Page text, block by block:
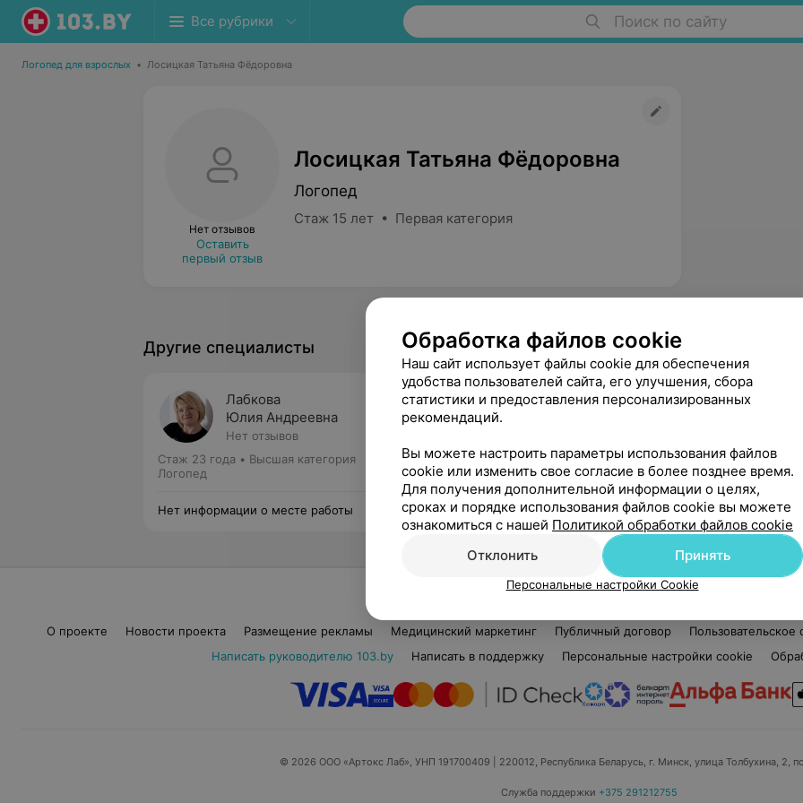
Все рубрики Поиск по сайту
Логопед для взрослых • Лосицкая Татьяна Фёдоровна
Нет отзывов
Оставить
первый отзыв
Лосицкая Татьяна Фёдоровна
Логопед
Стаж 15 лет • Первая категория
Другие специалисты
Лабкова
Юлия Андреевна
Нет отзывов
Стаж 23 года • Высшая категория
Логопед
Нет информации о месте работы
Лукенюк
Стаж 22 года •Вторая категория
Логопед
Нет информации о месте работы
О проекте Новости проекта Размещение рекламы Медицинский маркетинг Публичный договор Пользовательское
Написать руководителю 103.by
Написать в поддержку Персональные настройки cookie
© 2026 ООО «Артокс Лаб», УНП 191700409 | 220012, Республика Беларусь, г. Минск, улица Толбухина, 2,
Служба поддержки +375 291212755
Обработка файлов cookie
Наш сайт использует файлы cookie для обеспечения
удобства пользователей сайта, его улучшения, сбора
статистики и предоставления персонализированных
рекомендаций.
Вы можете настроить параметры использования файлов
cookie или изменить свое согласие в более позднее время.
Для получения дополнительной информации о целях,
сроках и порядке использования файлов cookie вы можете
ознакомиться с нашей Политикой обработки файлов cookie
Отклонить
Принять
Персональные настройки Cookie